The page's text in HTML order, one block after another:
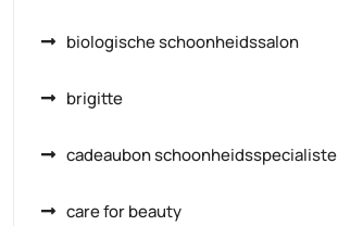
biologische schoonheidssalon
brigitte
cadeaubon schoonheidsspecialiste
care for beauty